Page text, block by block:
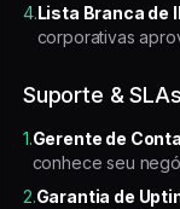
4.Lista Branca de
corporativas
Suporte & SLAs
1.Gerente de
conhece seu
2.Garantia de